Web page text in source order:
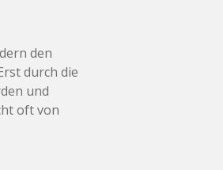
den
durch die
und
oft von